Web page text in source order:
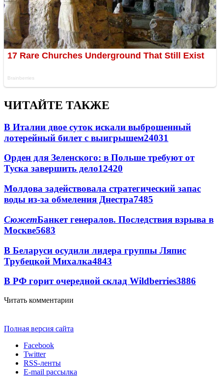
ЧИТАЙТЕ ТАКЖЕ
В Италии двое суток искали выброшенный
лотерейный билет с выигрышем24031
Орден для Зеленского: в Польше требуют от
Туска завершить дело12420
Молдова задействовала стратегический запас
воды из-за обмеления Днестра7485
СюжетБанкет генералов. Последствия взрыва в
Москве5683
В Беларуси осудили лидера группы Ляпис
Трубецкой Михалка4843
В РФ горит очередной склад Wildberries3886
Читать комментарии
Полная версия сайта
Facebook
Twitter
RSS-ленты
E-mail рассылка